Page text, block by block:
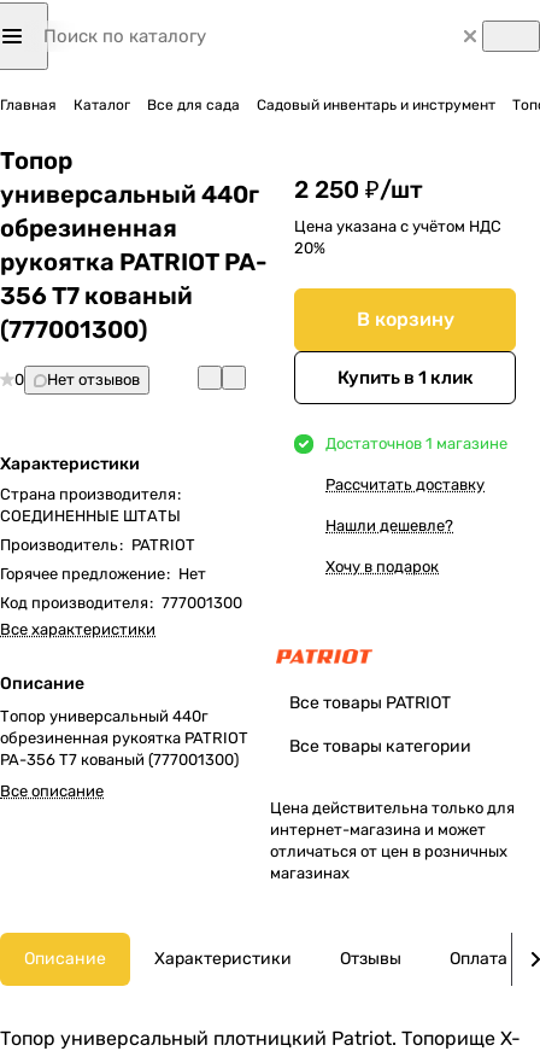
Главная Каталог Все для сада Садовый инвентарь и инструмент
Топор
универсальный 440г
обрезиненная
рукоятка PATRIOT PA-
356 T7 кованый
(777001300)
0 Нет отзывов
Характеристики
Страна производителя:
СОЕДИНЕННЫЕ ШТАТЫ
Производитель: PATRIOT
Горячее предложение: Нет
Код производителя: 777001300
Все характеристики
Описание
Топор универсальный 440г
обрезиненная рукоятка PATRIOT
PA-356 T7 кованый (777001300)
Все описание
2 250 ₽/шт
Цена указана с учётом НДС
20%
В корзину
Купить в 1 клик
Достаточнов 1 магазине
Рассчитать доставку
Нашли дешевле?
Хочу в подарок
Все товары PATRIOT
Все товары категории
Цена действительна только для
интернет-магазина и может
отличаться от цен в розничных
магазинах
Описание Характеристики Отзывы Оплата
Топор универсальный плотницкий Patriot. Топорище X-